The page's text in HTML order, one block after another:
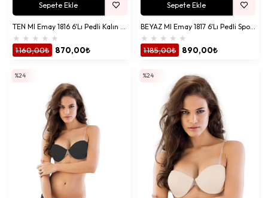
TEN MI Emay 1816 6'Lı Pedli Kalın Askılı Alıştırma Sütyeni
★ ★ ★ ★ ★
870,00₺
1.160,00₺
Sepete Ekle
BEYAZ MI Emay 1817 6'Lı Pedli Sporcu Sütyen
★ ★ ★ ★ ★
890,00₺
1.185,00₺
Sepete Ekle
%24 %24